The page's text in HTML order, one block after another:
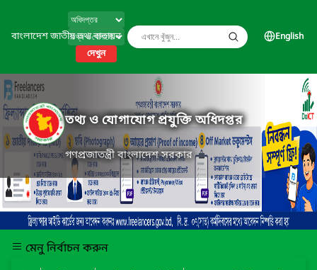
বাংলাদেশ জাতীয় তথ্য বাতায়ন
দেখুন
English
তথ্য ও যোগাযোগ প্রযুক্তি অধিদপ্তর
গণপ্রজাতন্ত্রী বাংলাদেশ সরকার
মেনু নির্বাচন করুন